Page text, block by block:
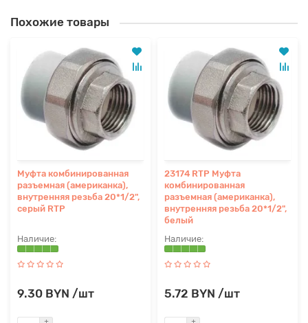
Похожие товары
Муфта комбинированная
разъемная (американка),
внутренняя резьба 20*1/2",
серый RTP
9.30 BYN /шт
23174 RTP Муфта
комбинированная
разъемная (американка),
внутренняя резьба 20*1/2",
белый
5.72 BYN /шт